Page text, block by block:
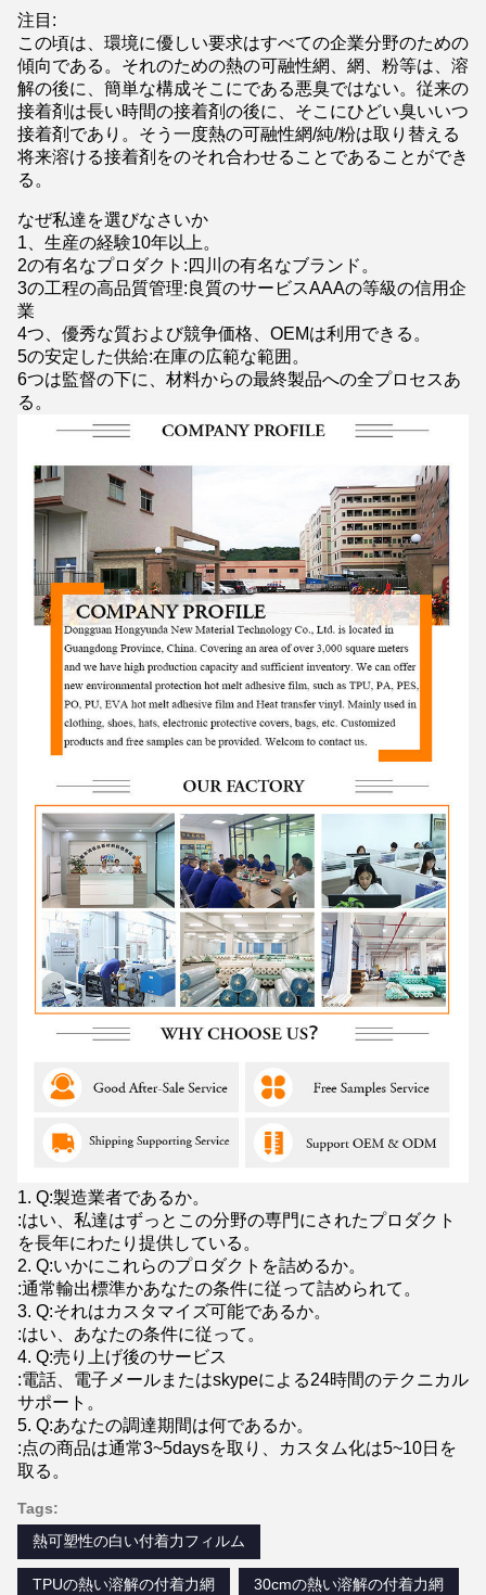
注目:
この頃は、環境に優しい要求はすべての企業分野のための
傾向である。それのための熱の可融性網、網、粉等は、溶
解の後に、簡単な構成そこにである悪臭ではない。従来の
接着剤は長い時間の接着剤の後に、そこにひどい臭いいつ
接着剤であり。そう一度熱の可融性網/純/粉は取り替える
将来溶ける接着剤をのそれ合わせることであることができ
る。
なぜ私達を選びなさいか
1、生産の経験10年以上。
2の有名なプロダクト:四川の有名なブランド。
3の工程の高品質管理:良質のサービスAAAの等級の信用企
業
4つ、優秀な質および競争価格、OEMは利用できる。
5の安定した供給:在庫の広範な範囲。
6つは監督の下に、材料からの最終製品への全プロセスあ
る。
1. Q:製造業者であるか。
:はい、私達はずっとこの分野の専門にされたプロダクト
を長年にわたり提供している。
2. Q:いかにこれらのプロダクトを詰めるか。
:通常輸出標準かあなたの条件に従って詰められて。
3. Q:それはカスタマイズ可能であるか。
:はい、あなたの条件に従って。
4. Q:売り上げ後のサービス
:電話、電子メールまたはskypeによる24時間のテクニカル
サポート。
5. Q:あなたの調達期間は何であるか。
:点の商品は通常3~5daysを取り、カスタム化は5~10日を
取る。
Tags:
熱可塑性の白い付着力フィルム
TPUの熱い溶解の付着力網 30cmの熱い溶解の付着力網